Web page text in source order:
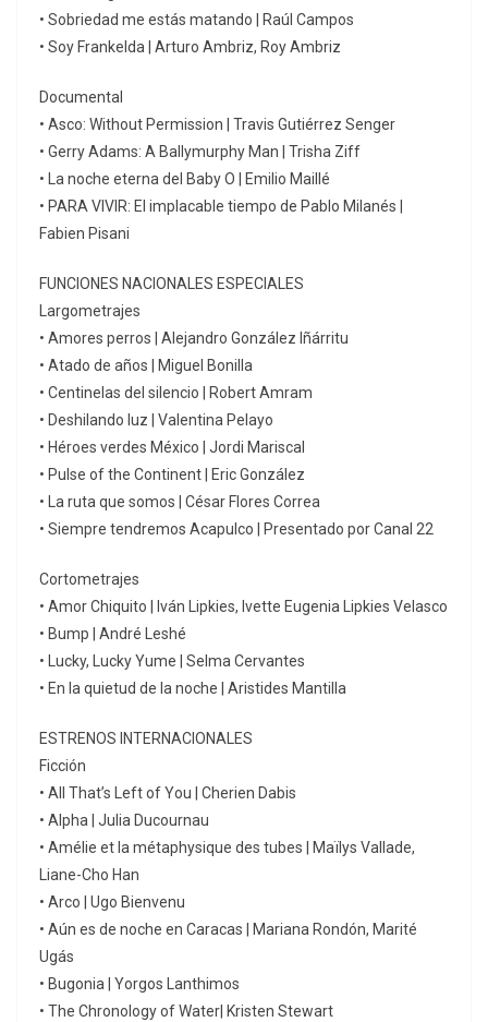
• Sobriedad me estás matando | Raúl Campos
• Soy Frankelda | Arturo Ambriz, Roy Ambriz
Documental
• Asco: Without Permission | Travis Gutiérrez Senger
• Gerry Adams: A Ballymurphy Man | Trisha Ziff
• La noche eterna del Baby O | Emilio Maillé
• PARA VIVIR: El implacable tiempo de Pablo Milanés |
Fabien Pisani
FUNCIONES NACIONALES ESPECIALES
Largometrajes
• Amores perros | Alejandro González Iñárritu
• Atado de años | Miguel Bonilla
• Centinelas del silencio | Robert Amram
• Deshilando luz | Valentina Pelayo
• Héroes verdes México | Jordi Mariscal
• Pulse of the Continent | Eric González
• La ruta que somos | César Flores Correa
• Siempre tendremos Acapulco | Presentado por Canal 22
Cortometrajes
• Amor Chiquito | Iván Lipkies, Ivette Eugenia Lipkies Velasco
• Bump | André Leshé
• Lucky, Lucky Yume | Selma Cervantes
• En la quietud de la noche | Aristides Mantilla
ESTRENOS INTERNACIONALES
Ficción
• All That’s Left of You | Cherien Dabis
• Alpha | Julia Ducournau
• Amélie et la métaphysique des tubes | Maïlys Vallade,
Liane-Cho Han
• Arco | Ugo Bienvenu
• Aún es de noche en Caracas | Mariana Rondón, Marité
Ugás
• Bugonia | Yorgos Lanthimos
• The Chronology of Water| Kristen Stewart